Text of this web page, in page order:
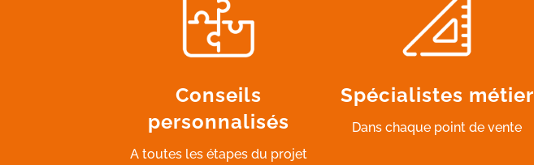
Conseils
personnalisés
A toutes les étapes du projet
Spécialistes métier
Dans chaque point de vente